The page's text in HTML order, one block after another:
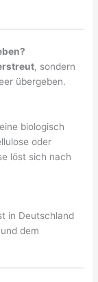
, sondern
übergeben.
biologisch
oder
löst sich nach
in Deutschland
dem